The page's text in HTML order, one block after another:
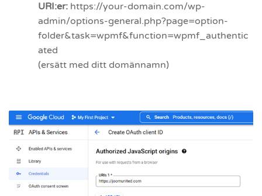
URI:er: https://your-domain.com/wp-
admin/options-general.php?page=option-
folder&task=wpmf&function=wpmf_authentic
ated
(ersätt med ditt domännamn)